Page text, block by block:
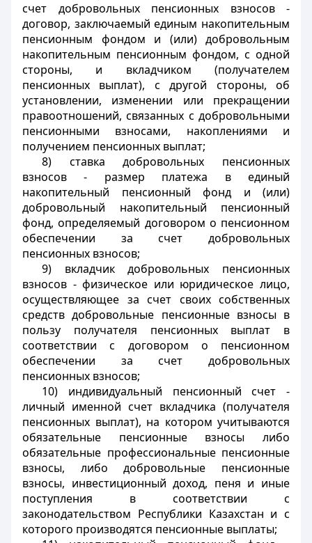
счет добровольных пенсионных взносов -
договор, заключаемый единым накопительным
пенсионным фондом и (или) добровольным
накопительным пенсионным фондом, с одной
стороны, и вкладчиком (получателем
пенсионных выплат), с другой стороны, об
установлении, изменении или прекращении
правоотношений, связанных с добровольными
пенсионными взносами, накоплениями и
получением пенсионных выплат;
8) ставка добровольных пенсионных
взносов - размер платежа в единый
накопительный пенсионный фонд и (или)
добровольный накопительный пенсионный
фонд, определяемый договором о пенсионном
обеспечении за счет добровольных
пенсионных взносов;
9) вкладчик добровольных пенсионных
взносов - физическое или юридическое лицо,
осуществляющее за счет своих собственных
средств добровольные пенсионные взносы в
пользу получателя пенсионных выплат в
соответствии с договором о пенсионном
обеспечении за счет добровольных
пенсионных взносов;
10) индивидуальный пенсионный счет -
личный именной счет вкладчика (получателя
пенсионных выплат), на котором учитываются
обязательные пенсионные взносы либо
обязательные профессиональные пенсионные
взносы, либо добровольные пенсионные
взносы, инвестиционный доход, пеня и иные
поступления в соответствии с
законодательством Республики Казахстан и с
которого производятся пенсионные выплаты;